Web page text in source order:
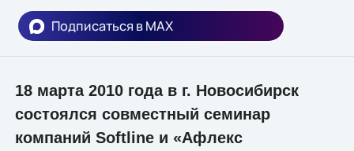
Подписаться в MAX
18 марта 2010 года в г. Новосибирск
состоялся совместный семинар
компаний Softline и «Афлекс